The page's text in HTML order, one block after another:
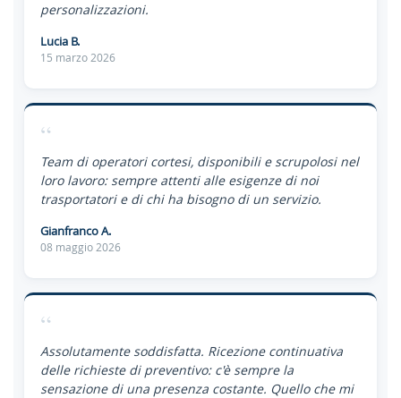
personalizzazioni.
Lucia B.
15 marzo 2026
“
Team di operatori cortesi, disponibili e scrupolosi nel
loro lavoro: sempre attenti alle esigenze di noi
trasportatori e di chi ha bisogno di un servizio.
Gianfranco A.
08 maggio 2026
“
Assolutamente soddisfatta. Ricezione continuativa
delle richieste di preventivo: c'è sempre la
sensazione di una presenza costante. Quello che mi